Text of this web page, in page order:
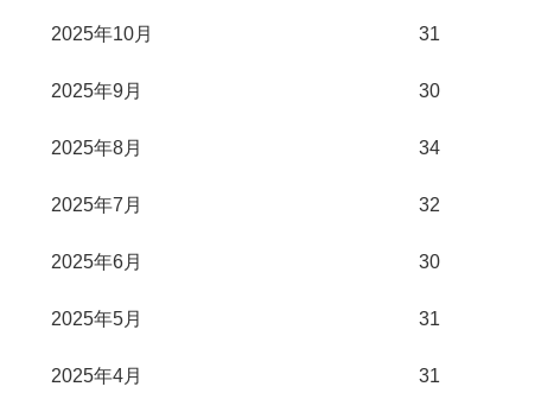
2025年10月 31
2025年9月 30
2025年8月 34
2025年7月 32
2025年6月 30
2025年5月 31
2025年4月 31